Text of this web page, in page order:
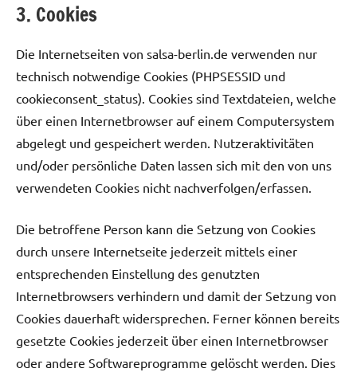
3. Cookies
Die Internetseiten von salsa-berlin.de verwenden nur
technisch notwendige Cookies (PHPSESSID und
cookieconsent_status). Cookies sind Textdateien, welche
über einen Internetbrowser auf einem Computersystem
abgelegt und gespeichert werden. Nutzeraktivitäten
und/oder persönliche Daten lassen sich mit den von uns
verwendeten Cookies nicht nachverfolgen/erfassen.
Die betroffene Person kann die Setzung von Cookies
durch unsere Internetseite jederzeit mittels einer
entsprechenden Einstellung des genutzten
Internetbrowsers verhindern und damit der Setzung von
Cookies dauerhaft widersprechen. Ferner können bereits
gesetzte Cookies jederzeit über einen Internetbrowser
oder andere Softwareprogramme gelöscht werden. Dies